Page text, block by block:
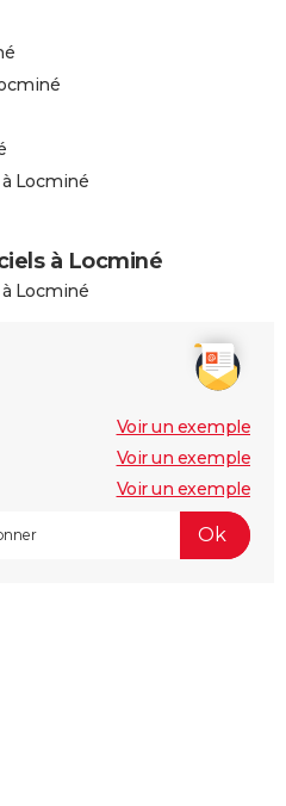
Locminé
à Locminé
Locminé
Voir un exemple
Voir un exemple
Voir un exemple